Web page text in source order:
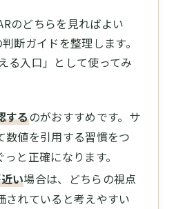
のどちらを見ればよい
断ガイドを整理します。
る入口」として使ってみ
するのがおすすめです。サ
数値を引用する習慣をつ
と正確になります。
い場合は、どちらの視点
されていると考えやすい